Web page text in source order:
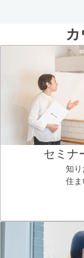
セミナ
知り
住ま